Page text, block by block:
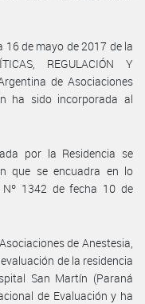
16 de mayo de 2017 de la
REGULACIÓN Y
de Asociaciones
ha sido incorporada al
por la Residencia se
que se encuadra en lo
Nº 1342 de fecha 10 de
de Anestesia,
de la residencia
San Martín (Paraná
de Evaluación y ha